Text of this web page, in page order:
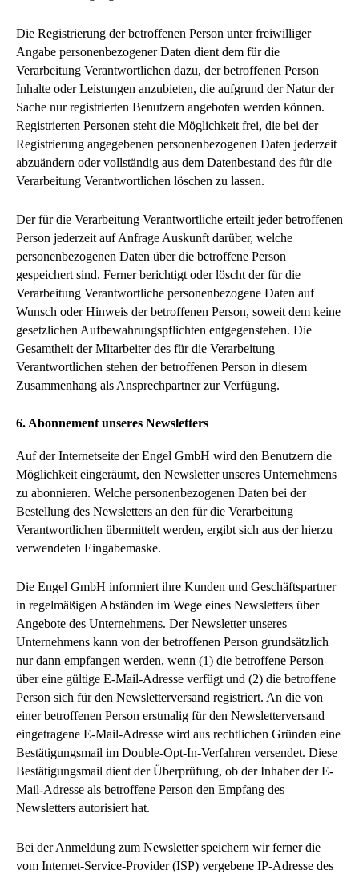
Die Registrierung der betroffenen Person unter freiwilliger
Angabe personenbezogener Daten dient dem für die
Verarbeitung Verantwortlichen dazu, der betroffenen Person
Inhalte oder Leistungen anzubieten, die aufgrund der Natur der
Sache nur registrierten Benutzern angeboten werden können.
Registrierten Personen steht die Möglichkeit frei, die bei der
Registrierung angegebenen personenbezogenen Daten jederzeit
abzuändern oder vollständig aus dem Datenbestand des für die
Verarbeitung Verantwortlichen löschen zu lassen.
Der für die Verarbeitung Verantwortliche erteilt jeder betroffenen
Person jederzeit auf Anfrage Auskunft darüber, welche
personenbezogenen Daten über die betroffene Person
gespeichert sind. Ferner berichtigt oder löscht der für die
Verarbeitung Verantwortliche personenbezogene Daten auf
Wunsch oder Hinweis der betroffenen Person, soweit dem keine
gesetzlichen Aufbewahrungspflichten entgegenstehen. Die
Gesamtheit der Mitarbeiter des für die Verarbeitung
Verantwortlichen stehen der betroffenen Person in diesem
Zusammenhang als Ansprechpartner zur Verfügung.
6. Abonnement unseres Newsletters
Auf der Internetseite der Engel GmbH wird den Benutzern die
Möglichkeit eingeräumt, den Newsletter unseres Unternehmens
zu abonnieren. Welche personenbezogenen Daten bei der
Bestellung des Newsletters an den für die Verarbeitung
Verantwortlichen übermittelt werden, ergibt sich aus der hierzu
verwendeten Eingabemaske.
Die Engel GmbH informiert ihre Kunden und Geschäftspartner
in regelmäßigen Abständen im Wege eines Newsletters über
Angebote des Unternehmens. Der Newsletter unseres
Unternehmens kann von der betroffenen Person grundsätzlich
nur dann empfangen werden, wenn (1) die betroffene Person
über eine gültige E-Mail-Adresse verfügt und (2) die betroffene
Person sich für den Newsletterversand registriert. An die von
einer betroffenen Person erstmalig für den Newsletterversand
eingetragene E-Mail-Adresse wird aus rechtlichen Gründen eine
Bestätigungsmail im Double-Opt-In-Verfahren versendet. Diese
Bestätigungsmail dient der Überprüfung, ob der Inhaber der E-
Mail-Adresse als betroffene Person den Empfang des
Newsletters autorisiert hat.
Bei der Anmeldung zum Newsletter speichern wir ferner die
vom Internet-Service-Provider (ISP) vergebene IP-Adresse des